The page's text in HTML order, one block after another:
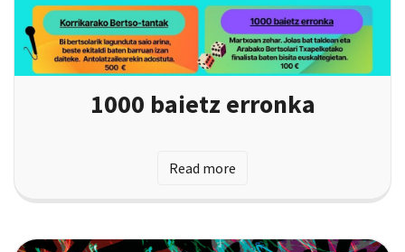
1000 baietz erronka
Read more